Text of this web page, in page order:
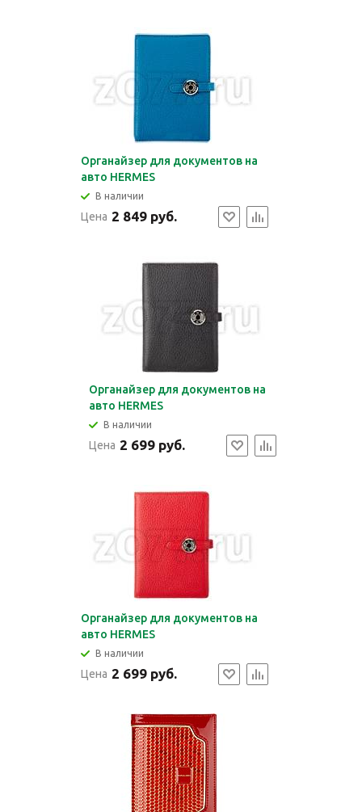
Органайзер для документов на
авто HERMES
В наличии
Цена 2 849 руб.
Органайзер для документов на
авто HERMES
В наличии
Цена 2 699 руб.
Органайзер для документов на
авто HERMES
В наличии
Цена 2 699 руб.